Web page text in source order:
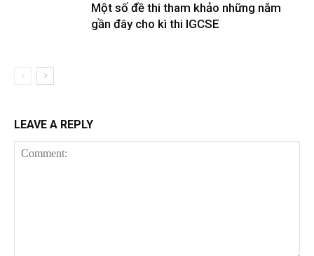
Một số đề thi tham khảo những năm
gần đây cho kì thi IGCSE
LEAVE A REPLY